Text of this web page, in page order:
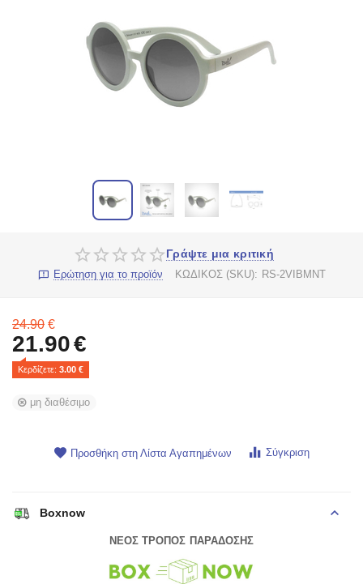
Γράψτε μια κριτική
Ερώτηση για το προϊόν ΚΩΔΙΚΟΣ (SKU): RS-2VIBMNT
24.90 €
21.90€
Κερδίζετε: 3.00 €
μη διαθέσιμο
Προσθήκη στη Λίστα Αγαπημένων Σύγκριση
Boxnow
ΝΕΟΣ ΤΡΟΠΟΣ ΠΑΡΑΔΟΣΗΣ